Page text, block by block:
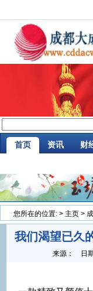
首页 资讯 财
您所在的位置: > 主页 >
我们渴望已久
来源： 日期